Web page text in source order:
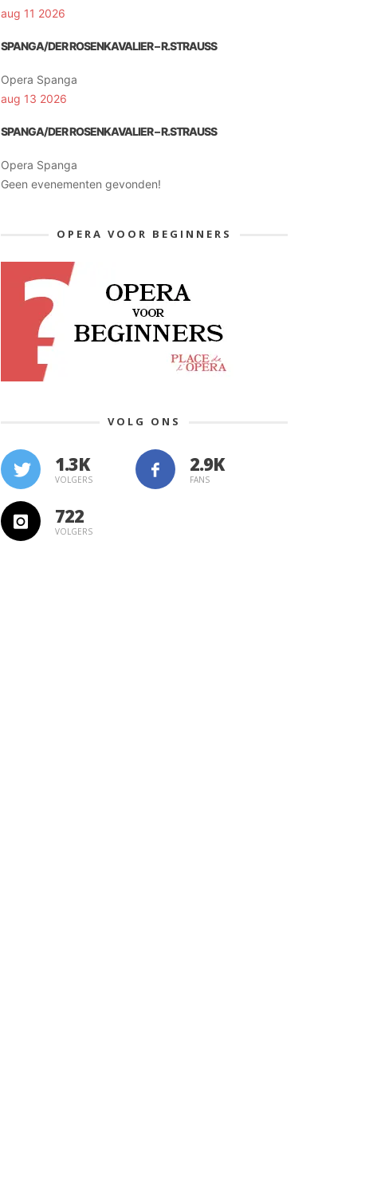
aug 11 2026
SPANGA/DER ROSENKAVALIER – R.STRAUSS
Opera Spanga
aug 13 2026
SPANGA/DER ROSENKAVALIER – R.STRAUSS
Opera Spanga
Geen evenementen gevonden!
OPERA VOOR BEGINNERS
VOLG ONS
1.3K
VOLGERS FANS
722
VOLGERS